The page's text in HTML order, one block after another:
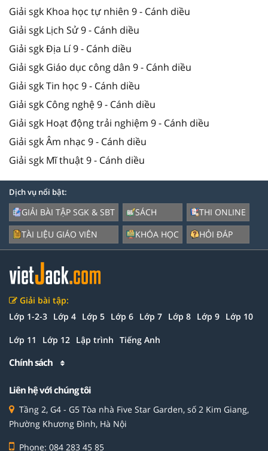
Giải sgk Khoa học tự nhiên 9 - Cánh diều
Giải sgk Lịch Sử 9 - Cánh diều
Giải sgk Địa Lí 9 - Cánh diều
Giải sgk Giáo dục công dân 9 - Cánh diều
Giải sgk Tin học 9 - Cánh diều
Giải sgk Công nghệ 9 - Cánh diều
Giải sgk Hoạt động trải nghiệm 9 - Cánh diều
Giải sgk Âm nhạc 9 - Cánh diều
Giải sgk Mĩ thuật 9 - Cánh diều
Dịch vụ nổi bật:
GIẢI BÀI TẬP SGK & SBT
TÀI LIỆU GIÁO VIÊN
SÁCH
KHÓA HỌC
THI ONLINE
HỎI ĐÁP
Giải bài tập:
Lớp 1-2-3 Lớp 4 Lớp 5 Lớp 6 Lớp 7 Lớp 8 Lớp 9 Lớp 10
Lớp 11 Lớp 12 Lập trình Tiếng Anh
Chính sách
Liên hệ với chúng tôi
Tầng 2, G4 - G5 Tòa nhà Five Star Garden, số 2 Kim Giang,
Phường Khương Đình, Hà Nội
Phone: 084 283 45 85